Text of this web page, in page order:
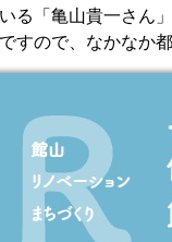
る「亀山貴一さん」
すので、なかなか